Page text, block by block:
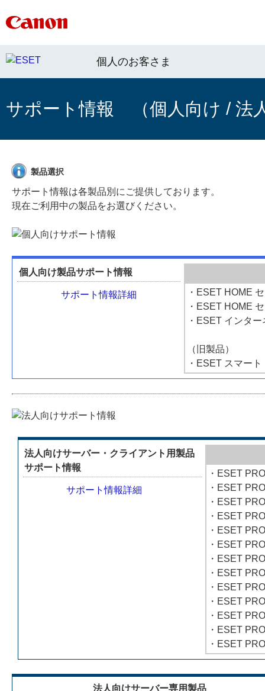
個人のお客さま
サポート情報 （個人向け / 法
製品選択
サポート情報は各製品別にご提供しております。
現在ご利用中の製品をお選びください。
個人向け製品サポート情報
サポート情報詳細
・ESET HOME
・ESET HOME
・ESET インタ
（旧製品）
・ESET スマー
法人向けサーバー・クライアント用製品
サポート情報
サポート情報詳細
・ESET
・ESET
・ESET
・ESET
・ESET
・ESET
・ESET
・ESET
・ESET
・ESET
・ESET
・ESET
・ESET
法人向けサーバー専用製品